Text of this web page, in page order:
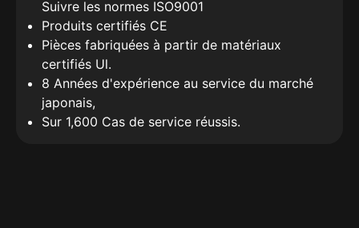
Suivre les normes ISO9001
Produits certifiés CE
Pièces fabriquées à partir de matériaux
certifiés Ul.
8 Années d'expérience au service du marché
japonais,
Sur 1,600 Cas de service réussis.